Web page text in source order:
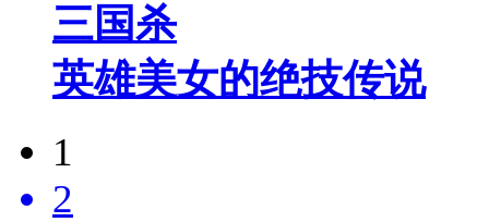
三国杀
英雄美女的绝技传说
1
2